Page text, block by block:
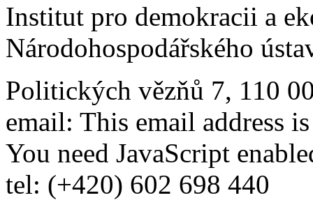
Institut pro demokracii a
Národohospodářského
Politických vězňů 7, 110
email: This email address
You need JavaScript
tel: (+420) 602 698 440